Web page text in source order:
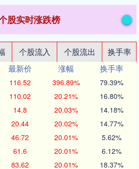
股实时涨跌榜
个股流入 个股流出
换手率
最新价 涨幅
换手率
116.52 396.89% 79.39%
110.02 20.21% 16.80%
14.8 20.03% 14.18%
20.44 20.02% 14.77%
46.72 20.01% 5.62%
61.6 20.01% 6.12%
83.62 20.01% 18.37%